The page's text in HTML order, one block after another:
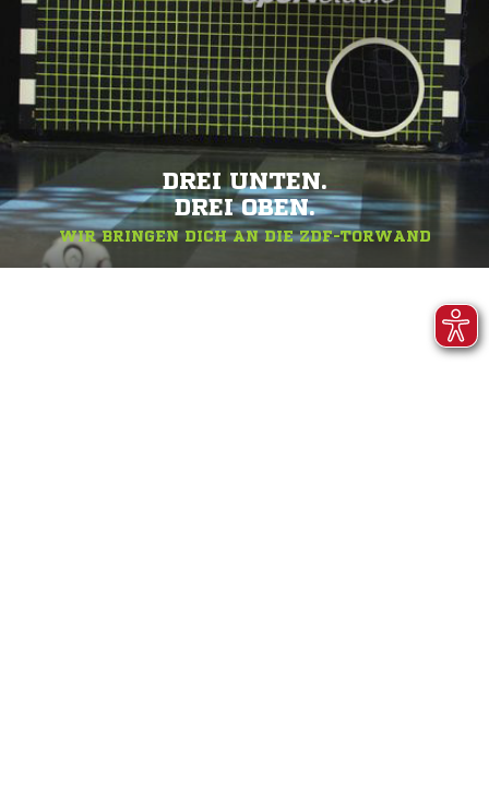
DREI UNTEN.
DREI OBEN.
WIR BRINGEN DICH AN DIE ZDF-TORWAND